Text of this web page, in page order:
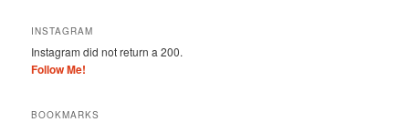
INSTAGRAM
Instagram did not return a 200.
Follow Me!
BOOKMARKS